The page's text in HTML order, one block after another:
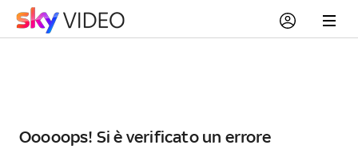
Ooooops! Si è verificato un errore